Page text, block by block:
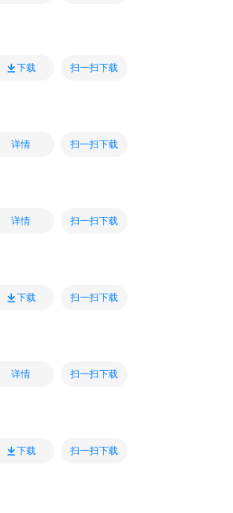
下载 扫一扫下载
详情 扫一扫下载
详情 扫一扫下载
下载 扫一扫下载
详情 扫一扫下载
下载 扫一扫下载